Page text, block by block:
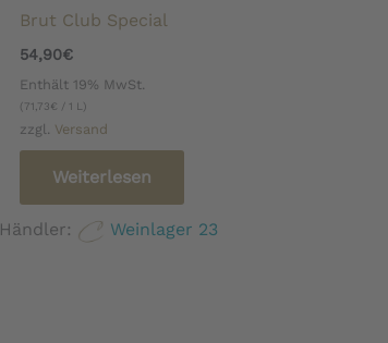
Brut Club Special
54,90€
Enthält 19% MwSt.
( 71,73€ / 1 L)
zzgl. Versand
Weiterlesen
Händler: Weinlager 23